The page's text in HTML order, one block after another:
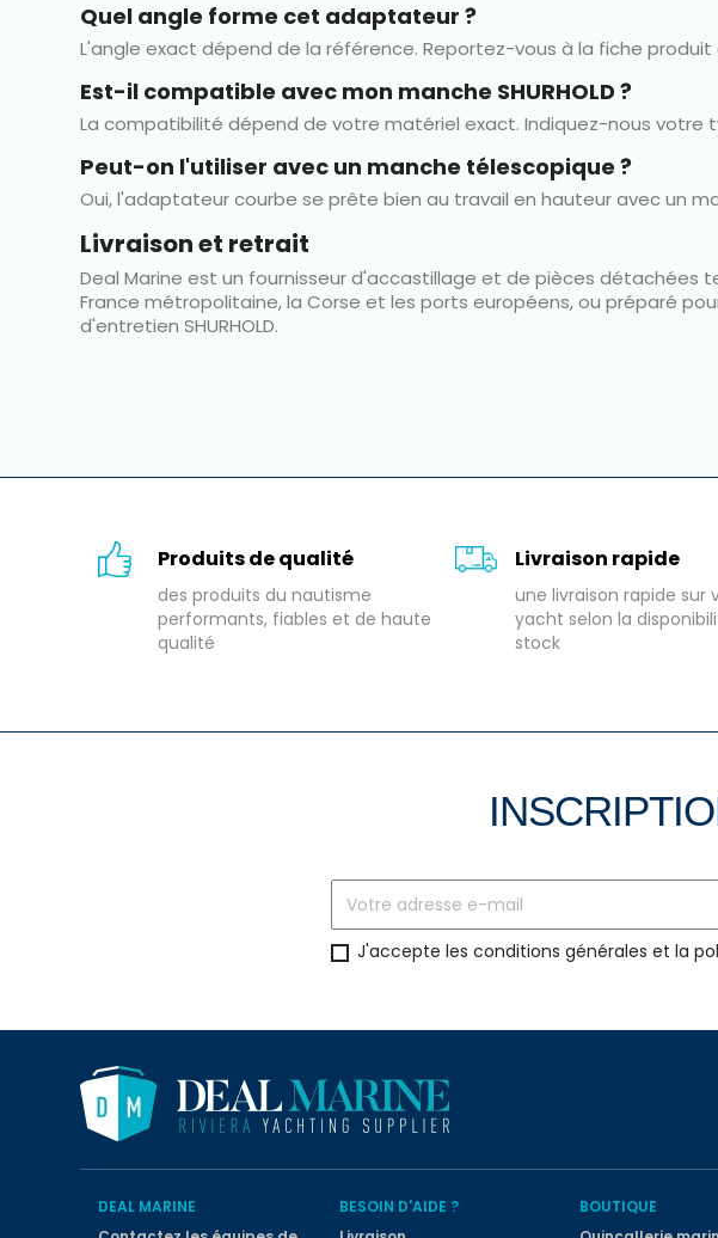
Quel angle forme cet adaptateur ?
L'angle exact dépend de la référence. Reportez-vous à la fiche
Est-il compatible avec mon manche SHURHOLD ?
La compatibilité dépend de votre matériel exact. Indiquez-nous
Peut-on l'utiliser avec un manche télescopique ?
Oui, l'adaptateur courbe se prête bien au travail en hauteur avec un
Livraison et retrait
Deal Marine est un fournisseur d'accastillage et de pièces
France métropolitaine, la Corse et les ports européens, ou préparé
d'entretien SHURHOLD.
Produits de qualité
des produits du nautisme
performants, fiables et de haute
qualité
Livraison rapide
une livraison rapide sur
yacht selon la
stock
J'accepte les conditions générales et la
DEAL MARINE
BESOIN D'AIDE ?
BOUTIQUE